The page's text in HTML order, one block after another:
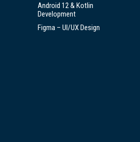
Android 12 & Kotlin
Development
Figma – UI/UX Design